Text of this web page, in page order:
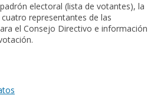
electoral (lista de votantes), la
representantes de las
el Consejo Directivo e información